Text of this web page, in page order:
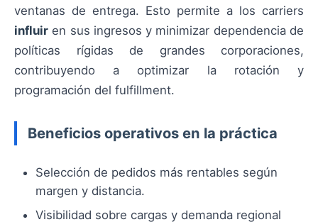
ventanas de entrega. Esto permite a los carriers
influir en sus ingresos y minimizar dependencia de
políticas rígidas de grandes corporaciones,
contribuyendo a optimizar la rotación y
programación del fulfillment.
Beneficios operativos en la práctica
Selección de pedidos más rentables según
margen y distancia.
Visibilidad sobre cargas y demanda regional